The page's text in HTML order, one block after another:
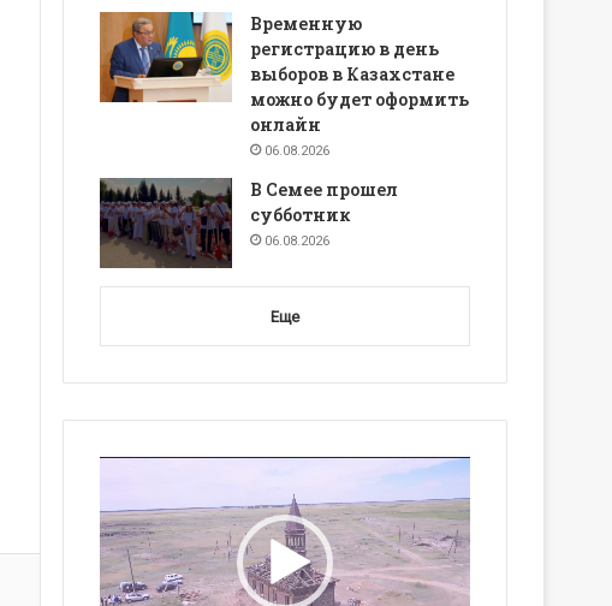
Временную
регистрацию в день
выборов в Казахстане
можно будет оформить
онлайн
06.08.2026
В Семее прошел
субботник
06.08.2026
Еще